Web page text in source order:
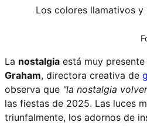
Los colores llamativos
La nostalgia está muy
Graham, directora creativa de
observa que "la nostalgia
las fiestas de 2025. Las luces
triunfalmente, los adornos de